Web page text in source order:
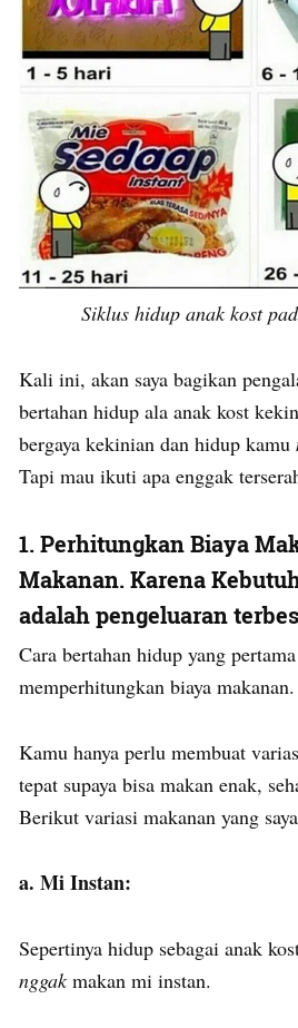
Siklus hidup anak kost
Kali ini, akan saya bagikan
bertahan hidup ala anak kost
bergaya kekinian dan hidup kamu
Tapi mau ikuti apa enggak
1. Perhitungkan Biaya
Makanan. Karena
adalah pengeluaran
Cara bertahan hidup yang
memperhitungkan biaya makanan.
Kamu hanya perlu membuat
tepat supaya bisa makan enak,
Berikut variasi makanan yang
a. Mi Instan:
Sepertinya hidup sebagai anak
nggak makan mi instan.